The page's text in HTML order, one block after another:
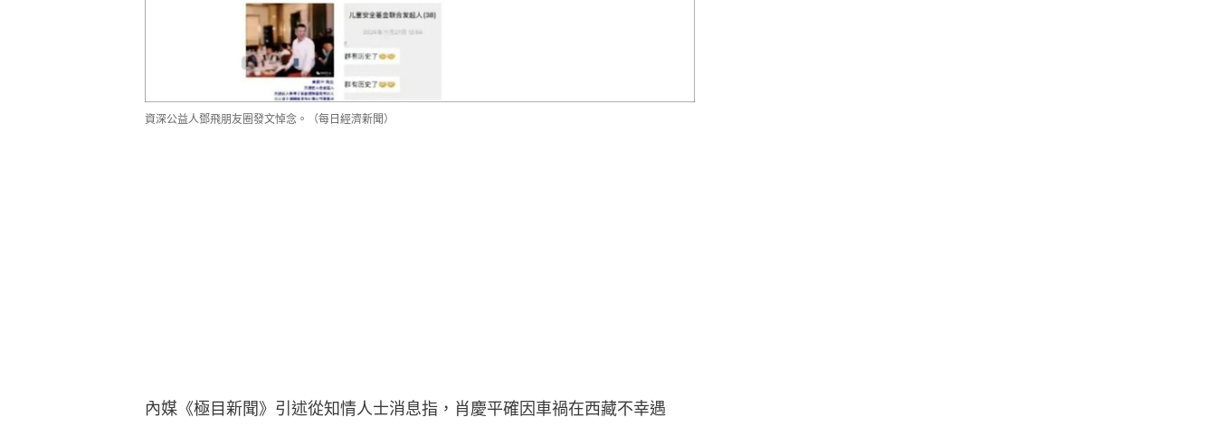
資深公益人鄧飛朋友圈發文悼念。（每日經濟新聞）
內媒《極目新聞》引述從知情人士消息指，肖慶平確因車禍在西藏不幸遇